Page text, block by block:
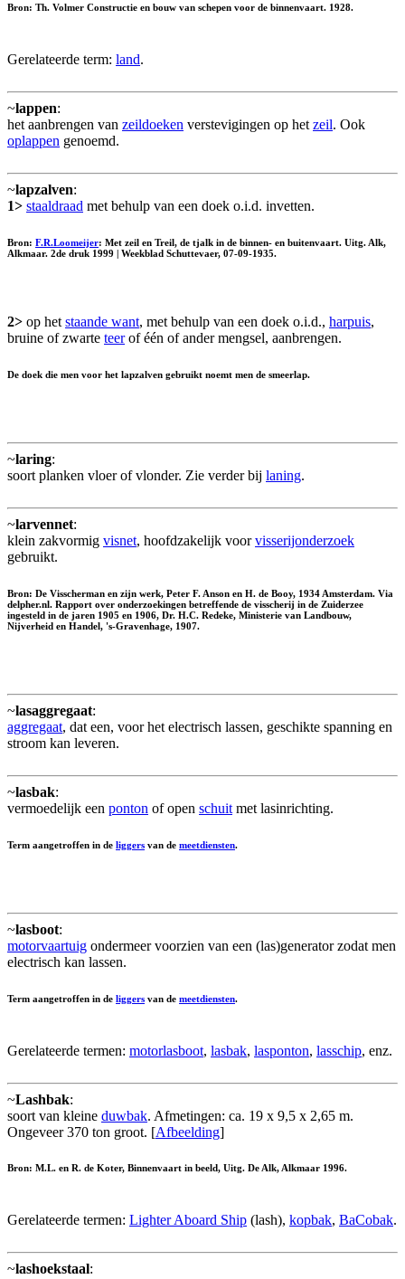
Bron: Th. Volmer Constructie en bouw van schepen voor de binnenvaart. 1928.
Gerelateerde term: land.
~lappen:
het aanbrengen van zeildoeken verstevigingen op het zeil. Ook
oplappen genoemd.
~lapzalven:
1> staaldraad met behulp van een doek o.i.d. invetten.
Bron: F.R.Loomeijer: Met zeil en Treil, de tjalk in de binnen- en buitenvaart. Uitg. Alk,
Alkmaar. 2de druk 1999 | Weekblad Schuttevaer, 07-09-1935.
2> op het staande want, met behulp van een doek o.i.d., harpuis,
bruine of zwarte teerof één of ander mengsel, aanbrengen.
De doek die men voor het lapzalven gebruikt noemt men de smeerlap.
~laring:
soort planken vloer of vlonder. Zie verder bij laning.
~larvennet:
klein zakvormig visnet, hoofdzakelijk voorvisserijonderzoek
gebruikt.
Bron: De Visscherman en zijn werk, Peter F. Anson en H. de Booy, 1934 Amsterdam. Via
delpher.nl. Rapport over onderzoekingen betreffende de visscherij in de Zuiderzee
ingesteld in de jaren 1905 en 1906, Dr. H.C. Redeke, Ministerie van Landbouw,
Nijverheid en Handel, 's-Gravenhage, 1907.
~lasaggregaat:
aggregaat, dat een, voor het electrisch lassen, geschikte spanning en
stroom kan leveren.
~lasbak:
vermoedelijk een ponton of open schuit met lasinrichting.
Term aangetroffen in de liggers van de meetdiensten.
~lasboot:
motorvaartuig ondermeer voorzien van een (las)generator zodat men
electrisch kan lassen.
Term aangetroffen in de liggers van de meetdiensten.
Gerelateerde termen: motorlasboot, lasbak, lasponton, lasschip, enz.
~Lashbak:
soort van kleine duwbak. Afmetingen: ca. 19 x 9,5 x 2,65 m.
Ongeveer 370 ton groot. [Afbeelding]
Bron: M.L. en R. de Koter, Binnenvaart in beeld, Uitg. De Alk, Alkmaar 1996.
Gerelateerde termen: Lighter Aboard Ship (lash), kopbak, BaCobak.
~lashoekstaal: